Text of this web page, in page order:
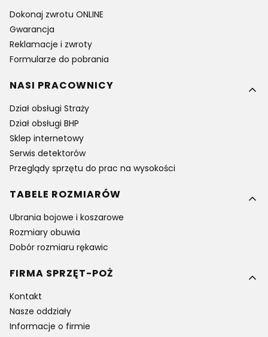
Dokonaj zwrotu ONLINE
Gwarancja
Reklamacje i zwroty
Formularze do pobrania
NASI PRACOWNICY
Dział obsługi Straży
Dział obsługi BHP
Sklep internetowy
Serwis detektorów
Przeglądy sprzętu do prac na wysokości
TABELE ROZMIARÓW
Ubrania bojowe i koszarowe
Rozmiary obuwia
Dobór rozmiaru rękawic
FIRMA SPRZĘT-POŻ
Kontakt
Nasze oddziały
Informacje o firmie